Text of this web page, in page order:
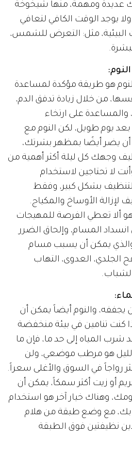
عديدة ومهمة، منها شيخوخة
يوجد الوقت الكافي لتعافي
مثل: التعرض للشمس،
هو طريقة مؤكدة لمساعدة
من خلال زيادة تدفق الدم،
والمساعدة على ارتخاء
يوم طويل، لكن النوم مع
يضر أيضًا بمظهر بشرتك،
وجهك كل ليلة أكثر أهمية من
لا تحتاجين لاستخدام
التنظيف بشكل كبير، وفقط
الأوساخ والمكياج.
ألا تعطي الفرصة للمهيجات
المسام، وإلحاق الضرر
والذي يمكن أن يسبب مسام
الجلدي، العدوى، التهاب
والنوم أيضاً يمكن أن
كنت تنامين في بيئة منخفضة
شرب المياه إلى حد ما، فإن ما
هو مرطب موضعي، ولن
رواجاً في السوق والأغلى سعراً.
أو زيت أكثر سمكاً، يمكن أن
وهناك خيار آخر هو استخدام
بك، مع وضع طبقة من هلام
نظيفتين فوق الطبقة